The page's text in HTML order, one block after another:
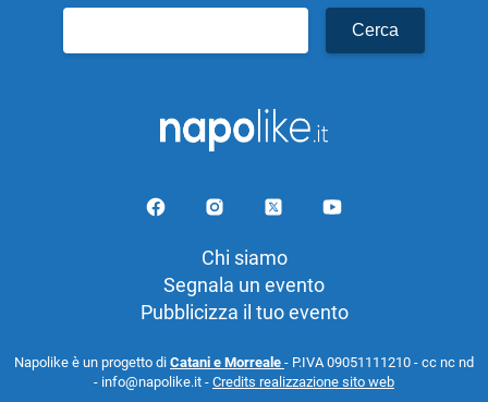
per:
Chi siamo
Segnala un evento
Pubblicizza il tuo evento
Napolike è un progetto di Catani e Morreale - P.IVA 09051111210 - cc nc nd
- info@napolike.it - Credits realizzazione sito web